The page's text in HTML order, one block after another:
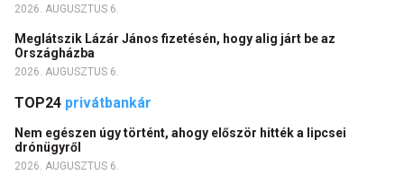
2026. AUGUSZTUS 6.
Meglátszik Lázár János fizetésén, hogy alig járt be az
Országházba
2026. AUGUSZTUS 6.
TOP24 privátbankár
Nem egészen úgy történt, ahogy először hitték a lipcsei
drónügyről
2026. AUGUSZTUS 6.